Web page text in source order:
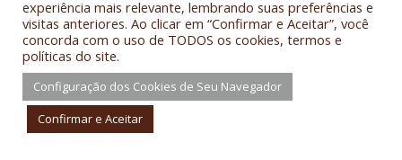
experiência mais relevante, lembrando suas preferências e
visitas anteriores. Ao clicar em “Confirmar e Aceitar”, você
concorda com o uso de TODOS os cookies, termos e
políticas do site.
Configuração dos Cookies de Seu Navegador
Confirmar e Aceitar